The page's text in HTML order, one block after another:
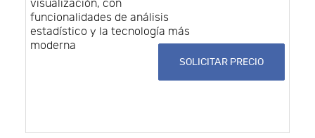
visualización, con
funcionalidades de análisis
estadístico y la tecnología más
moderna
SOLICITAR PRECIO